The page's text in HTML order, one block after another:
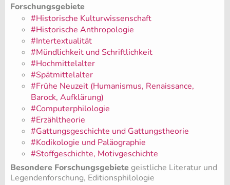
Forschungsgebiete
#Historische Kulturwissenschaft
#Historische Anthropologie
#Intertextualität
#Mündlichkeit und Schriftlichkeit
#Hochmittelalter
#Spätmittelalter
#Frühe Neuzeit (Humanismus, Renaissance,
Barock, Aufklärung)
#Computerphilologie
#Erzähltheorie
#Gattungsgeschichte und Gattungstheorie
#Kodikologie und Paläographie
#Stoffgeschichte, Motivgeschichte
Besondere Forschungsgebietegeistliche Literatur und
Legendenforschung, Editionsphilologie